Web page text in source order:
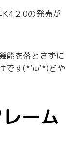
2.0の発売が
能を落とさずに
です(*’ω’*)どや
ーム